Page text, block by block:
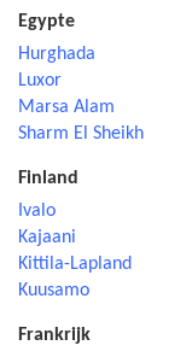
Egypte
Hurghada
Luxor
Marsa Alam
Sharm El Sheikh
Finland
Ivalo
Kajaani
Kittila-Lapland
Kuusamo
Frankrijk